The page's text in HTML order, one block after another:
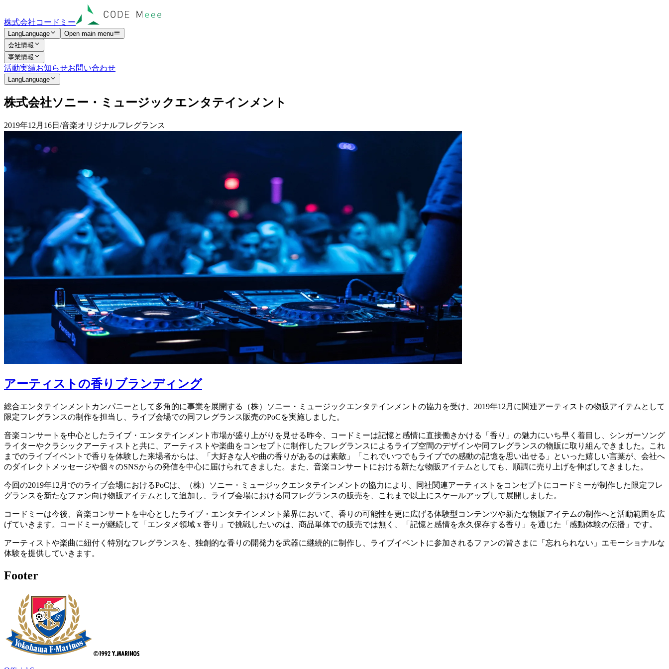
株式会社コードミー
LangLanguage
Open main menu
会社情報
事業情報
活動実績お知らせお問い合わせ
LangLanguage
株式会社ソニー ・ ミ ュージッ クエンタテイ ンメ ン ト
2019年12月16日 /音楽オリジナルフレグランス
アーティストの香りブランディング
総合エンタテインメントカンパニーとして多角的に事業を展開する（株）ソニー・ミュージックエンタテインメントの協力を受け、2019年12月に関連アーティストの物販アイテムとして
限定フレグランスの制作を担当し、ライブ会場での同フレグランス販売のPoCを実施しました。
音楽コンサートを中心としたライブ・エンタテインメント市場が盛り上がりを見せる昨今、コードミーは記憶と感情に直接働きかける「香り」の魅力にいち早く着目し、シンガーソング
ライターやクラシックアーティストと共に、アーティストや楽曲をコンセプトに制作したフレグランスによるライブ空間のデザインや同フレグランスの物販に取り組んできました。これ
までのライブイベントで香りを体験した来場者からは、「大好きな人や曲の香りがあるのは素敵」「これでいつでもライブでの感動の記憶を思い出せる」といった嬉しい言葉が、会社へ
のダイレクトメッセージや個々のSNSからの発信を中心に届けられてきました。また、音楽コンサートにおける新たな物販アイテムとしても、順調に売り上げを伸ばしてきました。
今回の2019年12月でのライブ会場におけるPoCは、（株）ソニー・ミュージックエンタテインメントの協力により、同社関連アーティストをコンセプトにコードミーが制作した限定フレ
グランスを新たなファン向け物販アイテムとして追加し、ライブ会場における同フレグランスの販売を、これまで以上にスケールアップして展開しました。
コードミーは今後、音楽コンサートを中心としたライブ・エンタテインメント業界において、香りの可能性を更に広げる体験型コンテンツや新たな物販アイテムの制作へと活動範囲を広
げていきます。コードミーが継続して「エンタメ領域 x 香り」で挑戦したいのは、商品単体での販売では無く、「記憶と感情を永久保存する香り」を通じた「感動体験の伝播」です。
アーティストや楽曲に紐付く特別なフレグランスを、独創的な香りの開発力を武器に継続的に制作し、ライブイベントに参加されるファンの皆さまに「忘れられない」エモーショナルな
体験を提供していきます。
Footer